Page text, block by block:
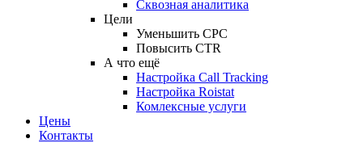
Сквозная аналитика
Цели
Уменьшить CPC
Повысить CTR
А что ещё
Настройка Call Tracking
Настройка Roistat
Комлексные услуги
Цены
Контакты